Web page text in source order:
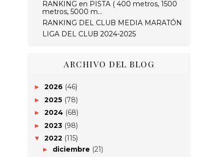
RANKING en PISTA ( 400 metros, 1500
metros, 5000 m...
RANKING DEL CLUB MEDIA MARATÓN
LIGA DEL CLUB 2024-2025
ARCHIVO DEL BLOG
► 2026 (46)
► 2025 (78)
► 2024 (68)
► 2023 (98)
▼ 2022 (115)
► diciembre (21)